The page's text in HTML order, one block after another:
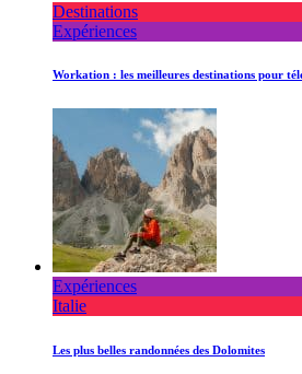
Destinations
Expériences
Workation : les meilleures destinations pour
Expériences
Italie
Les plus belles randonnées des Dolomites